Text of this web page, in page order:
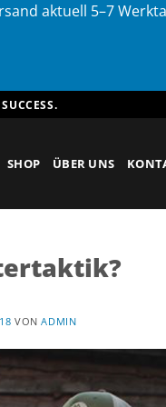
aktuell 5–7
SHOP ÜBER UNS
VONADMIN